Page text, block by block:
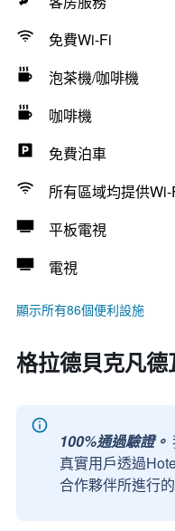
免費Wi-Fi
泡茶機/咖啡機
咖啡機
免費泊車
所有區域均提供Wi-
平板電視
電視
顯示所有86個便利設施
格拉德貝克凡
100%通過驗證。
真實用戶透過
合作夥伴所進行